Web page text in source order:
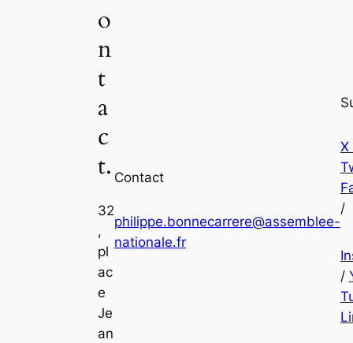
o
n
t
a
c
t.
32
,
pl
ac
e
Je
an
Contact
philippe.bonnecarrere@assemblee-
nationale.fr
X
/
/